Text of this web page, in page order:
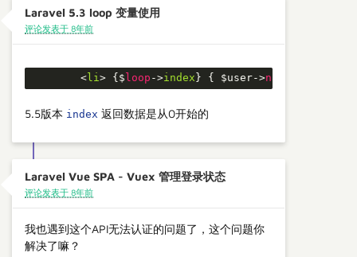
Laravel 5.3 loop 变量使用
评论发表于 8年前
        <
li> {$ loop ->index } { $user->name
5.5版本 index 返回数据是从0开始的
Laravel Vue SPA - Vuex 管理登录状态
评论发表于 8年前
我也遇到这个API无法认证的问题了，这个问题你
解决了嘛？